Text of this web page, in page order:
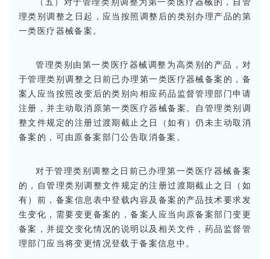
理类别调整之日起，应当按照调整后的类别办理产品的第
一类医疗器械备案。
管理类别由第一类医疗器械调整为高类别的产品，对
于管理类别调整之日前已办理第一类医疗器械备案的，备
案人应当按照改变后的类别向相应药品监督管理部门申请
注册，并主动取消原第一类医疗器械备案。自管理类别调
整文件规定的注册过渡期截止之日（如有）仍未主动取消
备案的，可由原备案部门公告取消备案。
对于管理类别调整之日前已办理第一类医疗器械备案
的，自管理类别调整文件规定的注册过渡期截止之日（如
有）前，备案信息表中登载内容及备案的产品技术要求发
生变化，需要变更备案的，备案人应当向原备案部门变更
备案，并提交变化情况的说明以及相关文件，药品监督管
理部门应当将变更情况登载于备案信息中。